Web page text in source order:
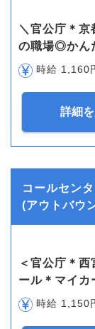
＼官公庁＊
の職場◎かん
時給 1,160
詳細
コールセン
(アウトバウ
＜官公庁＊
ール＊マイカ
時給 1,150